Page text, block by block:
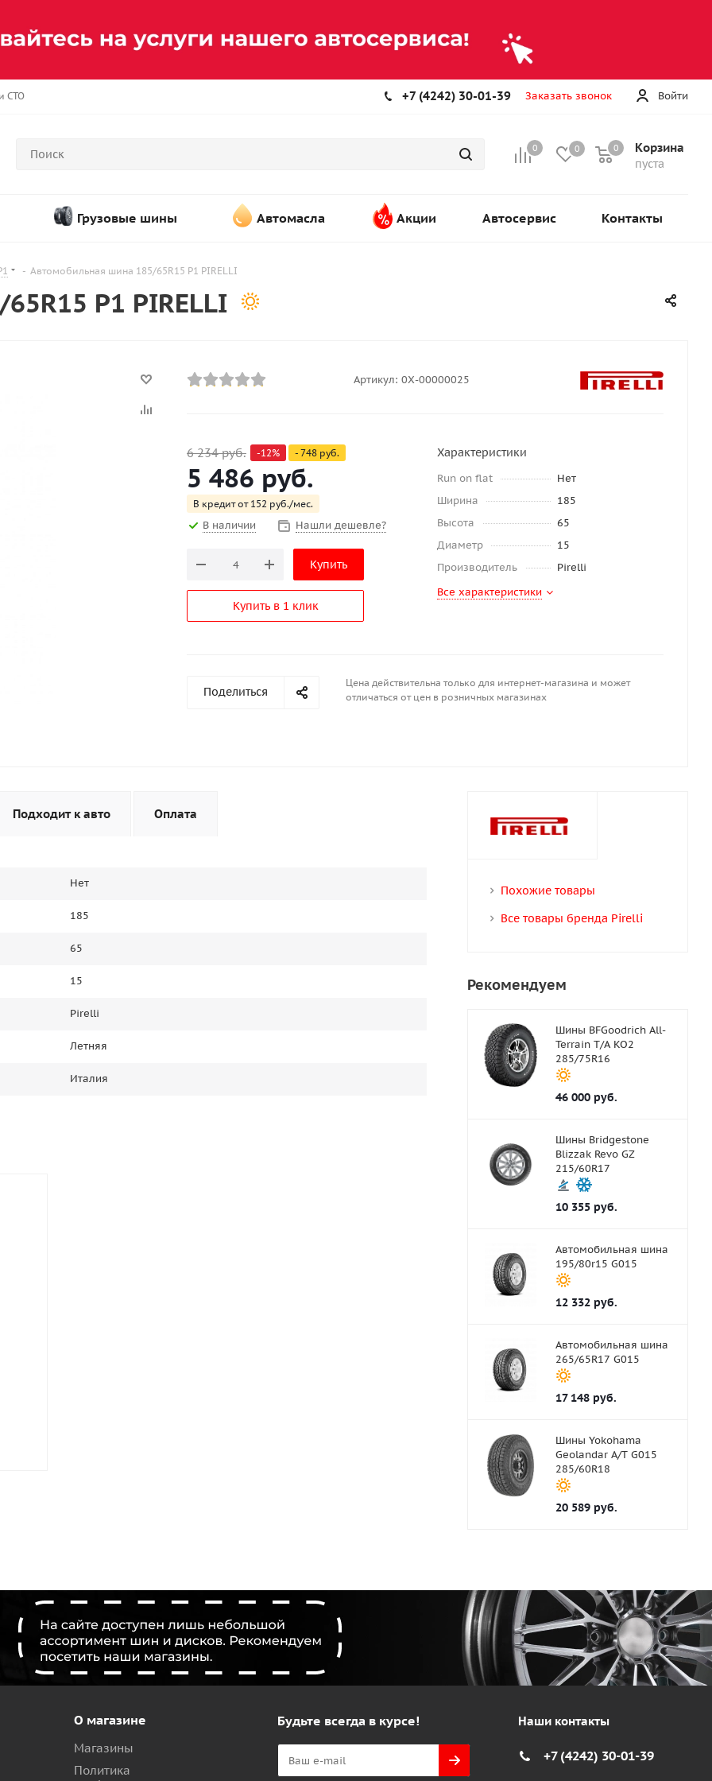
СТО Войти
+7 (4242) 30-01-39 Заказать звонок
0 0 Корзина
пуста
0
Грузовые шины Автомасла Акции Автосервис Контакты
- Автомобильная шина 185/65R15 P1 PIRELLI
P1 PIRELLI
Артикул: 0Х-00000025
6 234руб. -12% - 748 руб.
5 486 руб.
В кредит от 152 руб./мес.
В наличии Нашли дешевле?
Купить
Купить в 1 клик
Характеристики
Run on flat
Нет
Ширина
185
Высота
65
Диаметр
15
Производитель
Pirelli
Все характеристики
Поделиться
Цена действительна только для интернет-магазина и может
отличаться от цен в розничных магазинах
Подходит к авто Оплата
Нет
185
65
15
Pirelli
Летняя
Италия
Похожие товары
Все товары бренда Pirelli
Рекомендуем
Шины BFGoodrich All-
Terrain T/A KO2
285/75R16
46 000руб.
Шины Bridgestone
Blizzak Revo GZ
215/60R17
10 355руб.
Автомобильная шина
195/80r15 G015
12 332руб.
Автомобильная шина
265/65R17 G015
17 148руб.
Шины Yokohama
Geolandar A/T G015
285/60R18
20 589руб.
О магазине
Магазины
Политика
Будьте всегда в курсе! Наши контакты
+7 (4242) 30-01-39